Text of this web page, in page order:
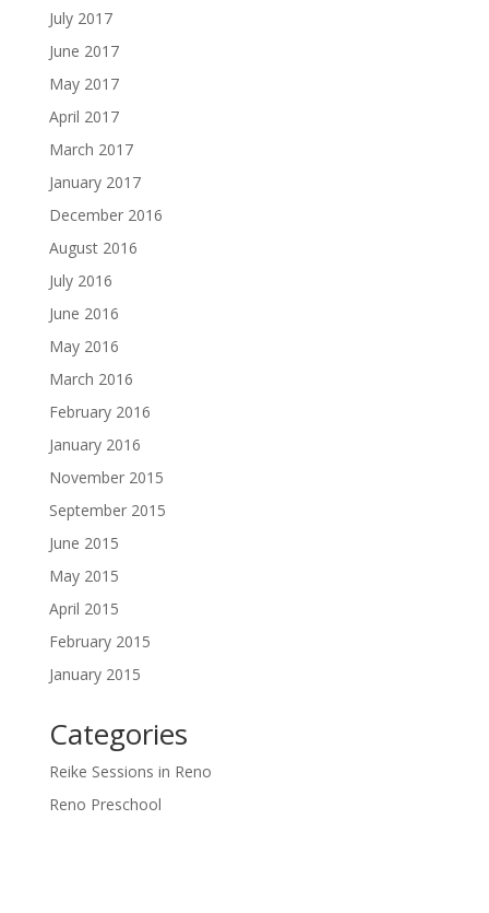
July 2017
June 2017
May 2017
April 2017
March 2017
January 2017
December 2016
August 2016
July 2016
June 2016
May 2016
March 2016
February 2016
January 2016
November 2015
September 2015
June 2015
May 2015
April 2015
February 2015
January 2015
Categories
Reike Sessions in Reno
Reno Preschool